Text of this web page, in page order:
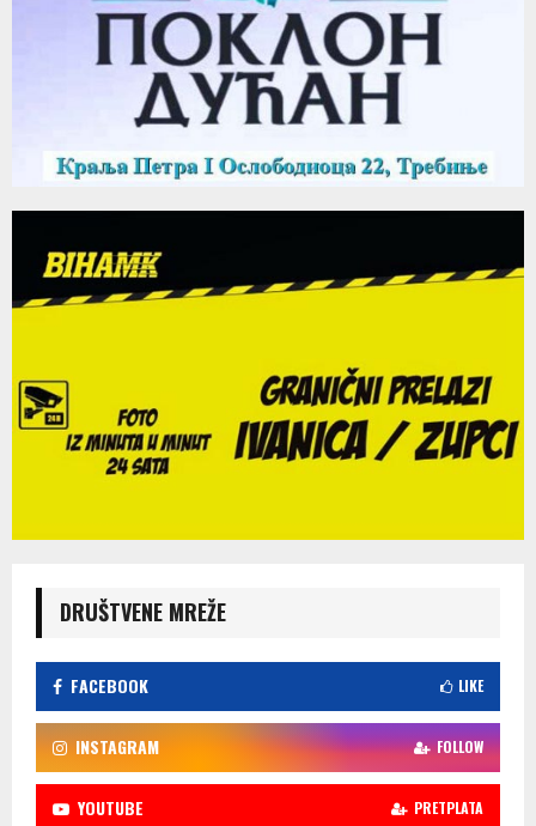
DRUŠTVENE MREŽE
FACEBOOK LIKE
INSTAGRAM FOLLOW
YOUTUBE PRETPLATA